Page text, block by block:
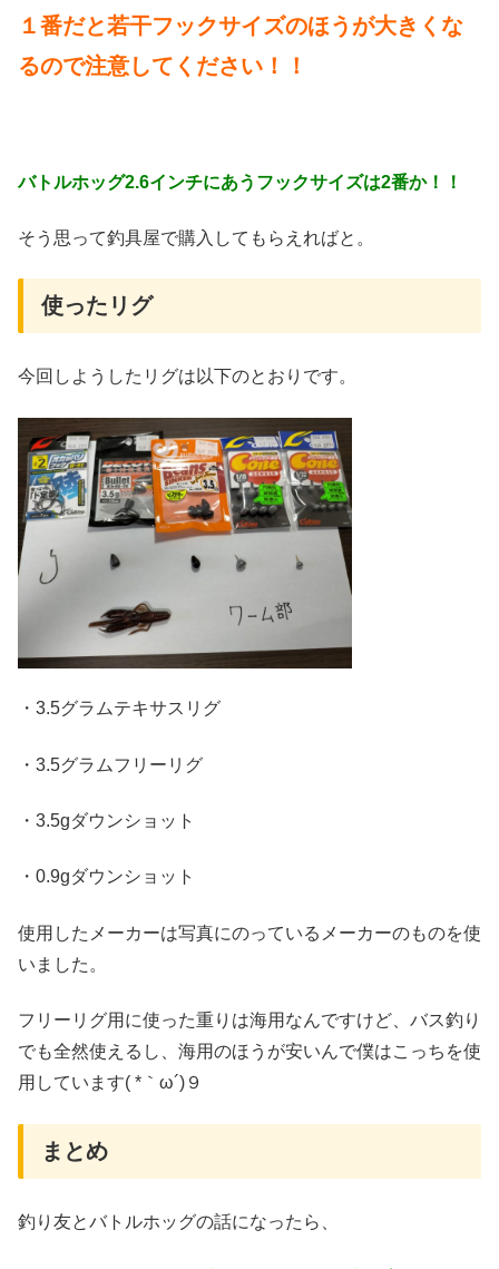
１番だと若干フックサイズのほうが大きくな
るので注意してください！！
バトルホッグ2.6インチにあうフックサイズは2番か！！
そう思って釣具屋で購入してもらえればと。
使ったリグ
今回しようしたリグは以下のとおりです。
・3.5グラムテキサスリグ
・3.5グラムフリーリグ
・3.5gダウンショット
・0.9gダウンショット
使用したメーカーは写真にのっているメーカーのものを使
いました。
フリーリグ用に使った重りは海用なんですけど、バス釣り
でも全然使えるし、海用のほうが安いんで僕はこっちを使
用しています( *｀ω´)９
まとめ
釣り友とバトルホッグの話になったら、